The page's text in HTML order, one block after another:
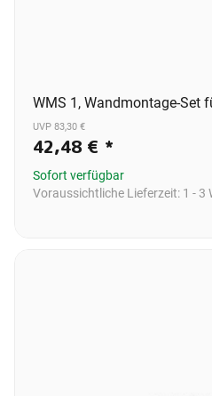
WMS 1, Wandmontage-Set
UVP 83,30 €
42,48 € *
Sofort verfügbar
Voraussichtliche Lieferzeit: 1 - 3